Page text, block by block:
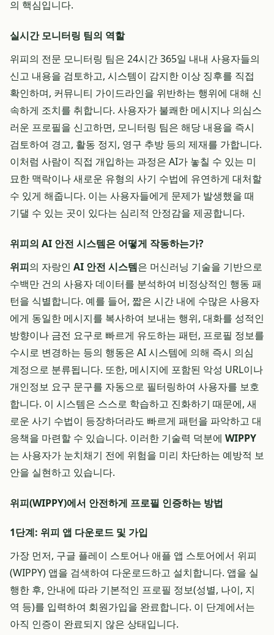
의 핵심입니다.
실시간 모니터링 팀의 역할
위피의 전문 모니터링 팀은 24시간 365일 내내 사용자들의
신고 내용을 검토하고, 시스템이 감지한 이상 징후를 직접
확인하며, 커뮤니티 가이드라인을 위반하는 행위에 대해 신
속하게 조치를 취합니다. 사용자가 불쾌한 메시지나 의심스
러운 프로필을 신고하면, 모니터링 팀은 해당 내용을 즉시
검토하여 경고, 활동 정지, 영구 추방 등의 제재를 가합니다.
이처럼 사람이 직접 개입하는 과정은 AI가 놓칠 수 있는 미
묘한 맥락이나 새로운 유형의 사기 수법에 유연하게 대처할
수 있게 해줍니다. 이는 사용자들에게 문제가 발생했을 때
기댈 수 있는 곳이 있다는 심리적 안정감을 제공합니다.
위피의 AI 안전 시스템은 어떻게 작동하는가?
위피의 자랑인 AI 안전 시스템은 머신러닝 기술을 기반으로
수백만 건의 사용자 데이터를 분석하여 비정상적인 행동 패
턴을 식별합니다. 예를 들어, 짧은 시간 내에 수많은 사용자
에게 동일한 메시지를 복사하여 보내는 행위, 대화를 성적인
방향이나 금전 요구로 빠르게 유도하는 패턴, 프로필 정보를
수시로 변경하는 등의 행동은 AI 시스템에 의해 즉시 의심
계정으로 분류됩니다. 또한, 메시지에 포함된 악성 URL이나
개인정보 요구 문구를 자동으로 필터링하여 사용자를 보호
합니다. 이 시스템은 스스로 학습하고 진화하기 때문에, 새
로운 사기 수법이 등장하더라도 빠르게 패턴을 파악하고 대
응책을 마련할 수 있습니다. 이러한 기술력 덕분에 WIPPY
는 사용자가 눈치채기 전에 위험을 미리 차단하는 예방적 보
안을 실현하고 있습니다.
위피(WIPPY)에서 안전하게 프로필 인증하는 방법
1단계: 위피 앱 다운로드 및 가입
가장 먼저, 구글 플레이 스토어나 애플 앱 스토어에서 위피
(WIPPY) 앱을 검색하여 다운로드하고 설치합니다. 앱을 실
행한 후, 안내에 따라 기본적인 프로필 정보(성별, 나이, 지
역 등)를 입력하여 회원가입을 완료합니다. 이 단계에서는
아직 인증이 완료되지 않은 상태입니다.